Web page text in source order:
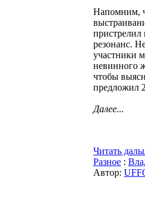
Напомним,
пристрелил
резонанс.
участники
невинного
чтобы
предложил
Далее...
Читать
Разное :
Автор: